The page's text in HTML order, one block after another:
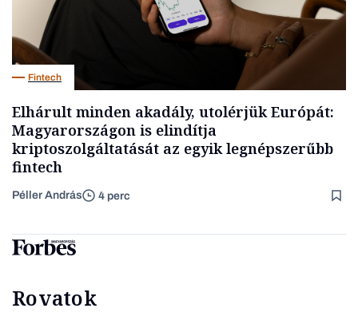
Fintech
Elhárult minden akadály, utolérjük Európát:
Magyarországon is elindítja
kriptoszolgáltatását az egyik legnépszerűbb
fintech
Péller András 4 perc
Rovatok